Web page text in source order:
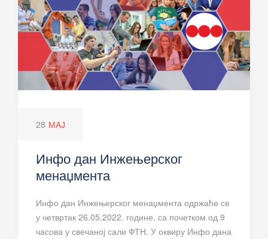
28 МАЈ
Инфо дан Инжењерског
менаџмента
Инфо дан Инжењерског менаџмента одржаће се
у четвртак 26.05.2022. године, са почетком од 9
часова у свечаној сали ФТН. У оквиру Инфо дана